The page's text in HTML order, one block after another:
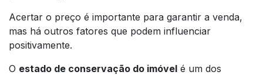
Acertar o preço é importante para garantir a venda,
mas há outros fatores que podem influenciar
positivamente.
O estado de conservação do imóvel é um dos